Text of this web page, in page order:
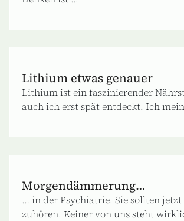
Lithium etwas genauer
Lithium ist ein faszinierender
auch ich erst spät entdeckt. Ich
Morgendämmerung…
… in der Psychiatrie. Sie sollten
zuhören. Keiner von uns steht